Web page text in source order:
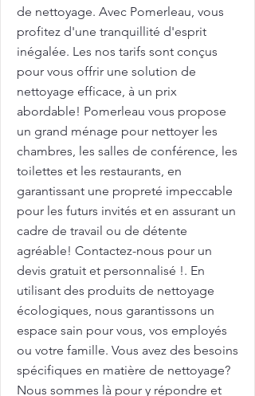
de nettoyage. Avec Pomerleau, vous
profitez d'une tranquillité d'esprit
inégalée. Les nos tarifs sont conçus
pour vous offrir une solution de
nettoyage efficace, à un prix
abordable! Pomerleau vous propose
un grand ménage pour nettoyer les
chambres, les salles de conférence, les
toilettes et les restaurants, en
garantissant une propreté impeccable
pour les futurs invités et en assurant un
cadre de travail ou de détente
agréable! Contactez-nous pour un
devis gratuit et personnalisé !. En
utilisant des produits de nettoyage
écologiques, nous garantissons un
espace sain pour vous, vos employés
ou votre famille. Vous avez des besoins
spécifiques en matière de nettoyage?
Nous sommes là pour y répondre et